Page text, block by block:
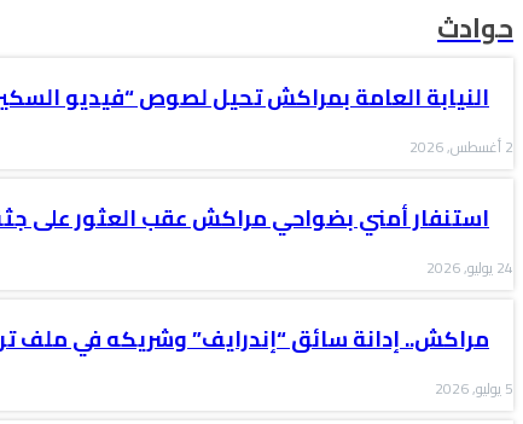
حوادث
النيابة العامة بمراكش تحيل لصوص “فيديو
2 أغسطس, 2026
استنفار أمني بضواحي مراكش عقب العثور على
24 يوليو, 2026
مراكش.. إدانة سائق “إندرايف” وشريكه في ملف
5 يوليو, 2026